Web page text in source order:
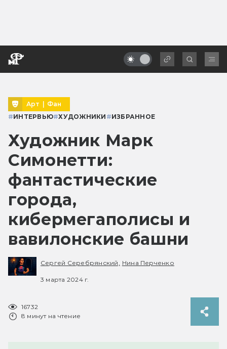
Арт | Фан
#ИНТЕРВЬЮ#ХУДОЖНИКИ #ИЗБРАННОЕ
Художник Марк
Симонетти:
фантастические
города,
кибермегаполисы и
вавилонские башни
Сергей Серебрянский, Нина Перченко
3 марта 2024 г.
16732
8 минут на чтение